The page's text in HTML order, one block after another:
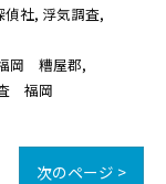
偵社 浮気調査
岡 糟屋郡
福岡
次のページ >